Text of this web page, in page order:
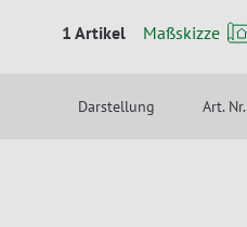
1 Artikel Maßskizze
Darstellung Art. Nr.